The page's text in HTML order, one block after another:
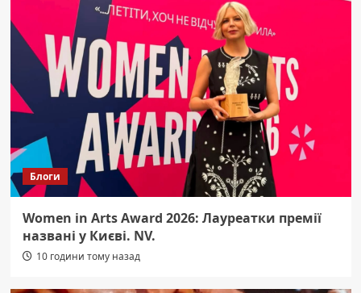
Блоги
Women in Arts Award 2026: Лауреатки премії
названі у Києві. NV.
10 години тому назад